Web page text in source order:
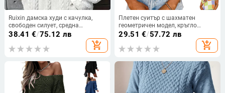
Ruixin дамска худи с качулка,
свободен силует, средна
дължина, полиестер, стил casual
38.41 €/75.12 лв
add_shopping_cart
Плетен суитър с шахматен
геометричен модел, кръгло
деколте, ръкав 3/4, свободен
29.51 €/57.72 лв
add_shopping_cart